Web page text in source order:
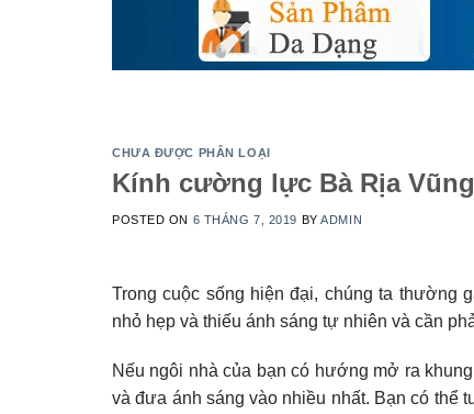
CHƯA ĐƯỢC PHÂN LOẠI
Kính cường lực Bà Rịa
POSTED ON 6 THÁNG 7, 2019 BYADMIN
Trong cuộc sống hiện đại, chúng ta thường
nhỏ hẹp và thiếu ánh sáng tự nhiên và cần
Nếu ngôi nhà của bạn có hướng mở ra
và đưa ánh sáng vào nhiều nhất. Bạn có thể